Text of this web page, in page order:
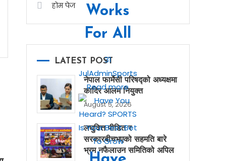
होम पेज
LATEST POST
नेपाल फार्मेसी परिषद्को अध्यक्षमा
कादिर आलम नियुक्त
August 5, 2026
लघुवित्त पीडित र
सरकारबीचभएको सहमति बारे
भ्रम नफैलाउन समितिको अपिल
Works
For All
31
JulAdminSports
Read more